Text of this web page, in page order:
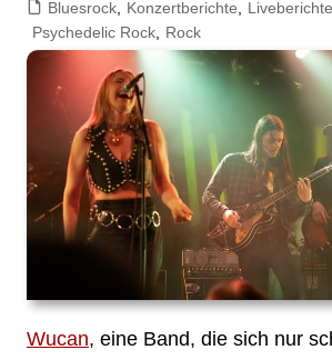
Bluesrock, Konzertberichte Liveberichte
Psychedelic Rock, Rock
Wucan, eine Band, die sich nur